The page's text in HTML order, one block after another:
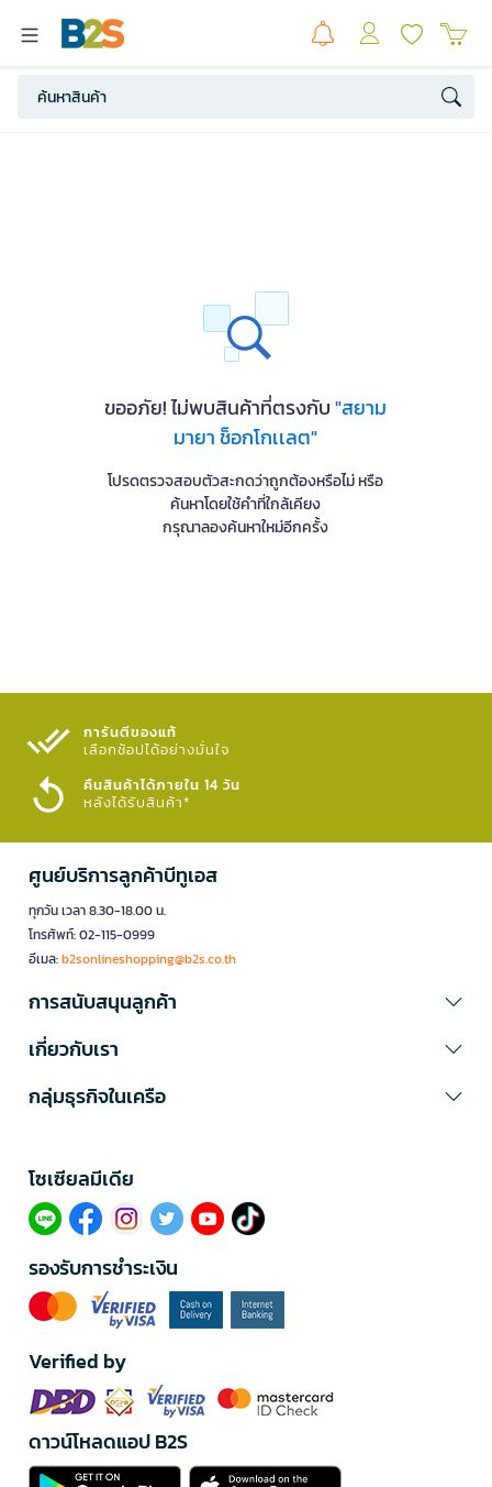
ขออภัย! ไม่พบสินค้าที่ตรงกับ"สยาม
มายา ช็อกโกเเลต"
โปรดตรวจสอบตัวสะกดว่าถูกต้องหรือไม่ หรือ
ค้นหาโดยใช้คำที่ใกล้เคียง
กรุณาลองค้นหาใหม่อีกครั้ง
การันตีของแท้
เลือกช้อปได้อย่างมั่นใจ​
คืนสินค้าได้ภายใน 14 วัน
หลังได้รับสินค้า*
ศูนย์บริการลูกค้าบีทูเอส
ทุกวัน เวลา 8.30-18.00 น.
โทรศัพท์: 02-115-0999
อีเมล:b2sonlineshopping@b2s.co.th
การสนับสนุนลูกค้า
เกี่ยวกับเรา
กลุ่มธุรกิจในเครือ
โซเซียลมีเดีย​
รองรับการชำระเงิน
Verified by
ดาวน์โหลดแอป B2S